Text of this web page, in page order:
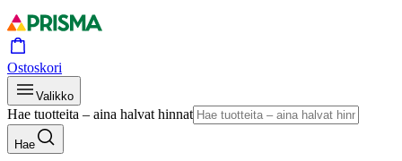
Ostoskori
Valikko
Hae tuotteita – aina halvat hinnat
Hae